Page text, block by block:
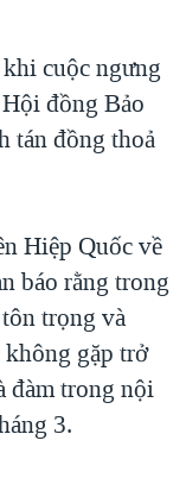
cuộc ngưng
đồng Bảo
tán đồng thoả
Hiệp Quốc về
báo rằng trong
trọng và
gặp trở
đàm trong nội
3.